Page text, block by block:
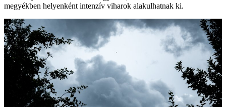
megyékben helyenként intenzív viharok alakulhatnak ki.